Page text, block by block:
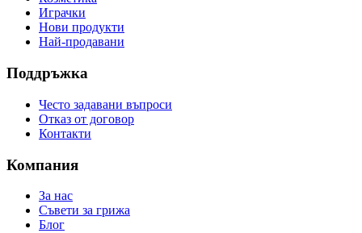
Играчки
Нови продукти
Най-продавани
Поддръжка
Често задавани въпроси
Отказ от договор
Контакти
Компания
За нас
Съвети за грижа
Блог